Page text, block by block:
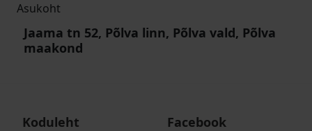
Asukoht
Jaama tn 52, Põlva linn, Põlva vald, Põlva
maakond
Koduleht
Facebook